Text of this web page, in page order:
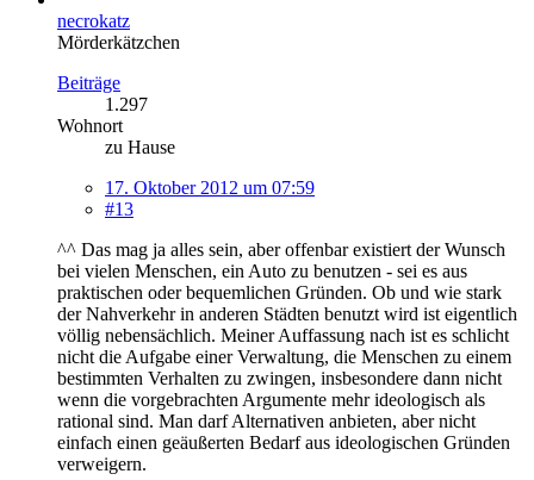
necrokatz
Mörderkätzchen
Beiträge
1.297
Wohnort
zu Hause
17. Oktober 2012 um 07:59
#13
^^ Das mag ja alles sein, aber offenbar existiert der Wunsch
bei vielen Menschen, ein Auto zu benutzen - sei es aus
praktischen oder bequemlichen Gründen. Ob und wie stark
der Nahverkehr in anderen Städten benutzt wird ist eigentlich
völlig nebensächlich. Meiner Auffassung nach ist es schlicht
nicht die Aufgabe einer Verwaltung, die Menschen zu einem
bestimmten Verhalten zu zwingen, insbesondere dann nicht
wenn die vorgebrachten Argumente mehr ideologisch als
rational sind. Man darf Alternativen anbieten, aber nicht
einfach einen geäußerten Bedarf aus ideologischen Gründen
verweigern.